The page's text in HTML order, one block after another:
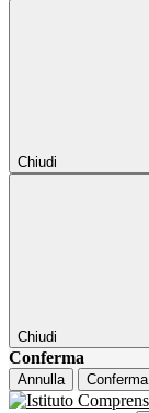
Chiudi
Chiudi
Conferma
Annulla Conferma